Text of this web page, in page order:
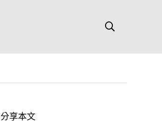
分享本文